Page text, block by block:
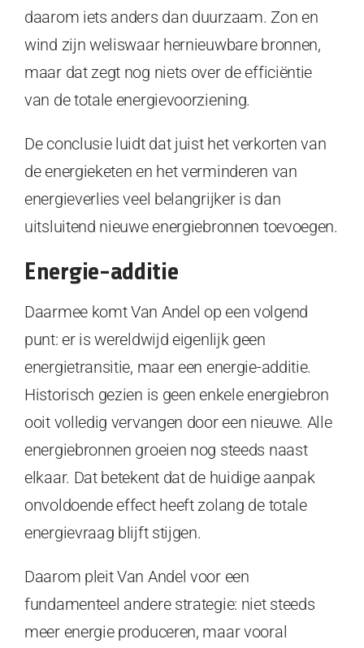
daarom iets anders dan duurzaam. Zon en
wind zijn weliswaar hernieuwbare bronnen,
maar dat zegt nog niets over de efficiëntie
van de totale energievoorziening.
De conclusie luidt dat juist het verkorten van
de energieketen en het verminderen van
energieverlies veel belangrijker is dan
uitsluitend nieuwe energiebronnen toevoegen.
Energie-additie
Daarmee komt Van Andel op een volgend
punt: er is wereldwijd eigenlijk geen
energietransitie, maar een energie-additie.
Historisch gezien is geen enkele energiebron
ooit volledig vervangen door een nieuwe. Alle
energiebronnen groeien nog steeds naast
elkaar. Dat betekent dat de huidige aanpak
onvoldoende effect heeft zolang de totale
energievraag blijft stijgen.
Daarom pleit Van Andel voor een
fundamenteel andere strategie: niet steeds
meer energie produceren, maar vooral